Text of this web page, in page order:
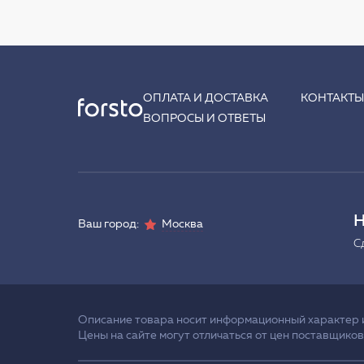
ОПЛАТА И ДОСТАВКА
КОНТАКТЫ
ВОПРОСЫ И ОТВЕТЫ
Ваш город: Москва
Описание товара носит информационный характер
Цены на сайте могут отличаться от цен